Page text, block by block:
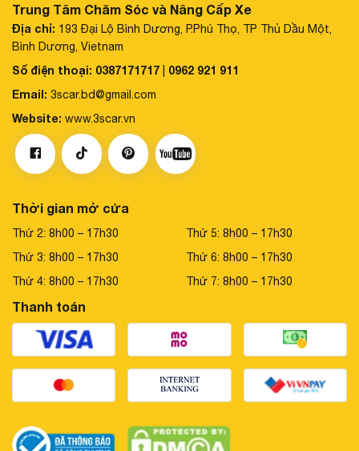
Trung Tâm Chăm Sóc và Nâng Cấp Xe
Địa chỉ: 193 Đại Lộ Bình Dương, P.Phú Thọ, TP Thủ Dầu Một,
Bình Dương, Vietnam
Số điện thoại: 0387171717
0962 921 911
Email: 3scar.bd@gmail.com
Website: www.3scar.vn
Thời gian mở cửa
Thứ 2: 8h00 – 17h30
Thứ 3: 8h00 – 17h30
Thứ 4: 8h00 – 17h30
Thứ 5: 8h00 – 17h30
Thứ 6: 8h00 – 17h30
Thứ 7: 8h00 – 17h30
Thanh toán